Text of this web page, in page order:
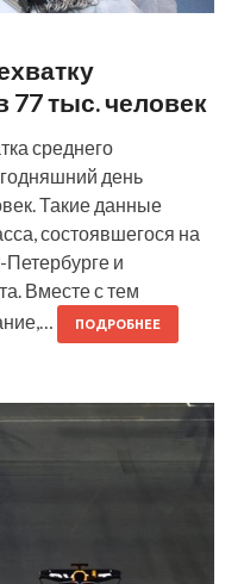
77 тыс. человек
среднего
день
Такие данные
состоявшегося на
и
Вместе с тем
ПОДРОБНЕЕ